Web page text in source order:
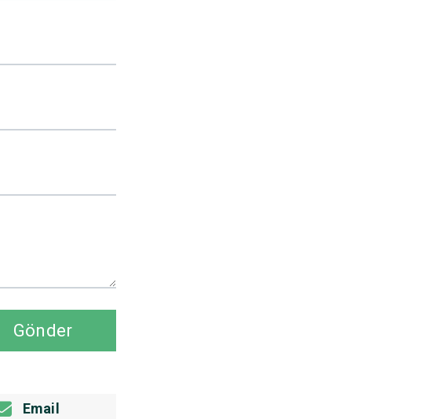
Gönder
Email